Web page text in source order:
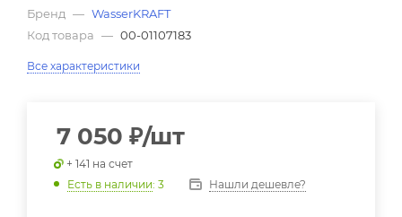
Бренд — WasserKRAFT
Код товара — 00-01107183
Все характеристики
7 050 ₽/шт
+ 141 на счет
Есть в наличии: 3 Нашли дешевле?